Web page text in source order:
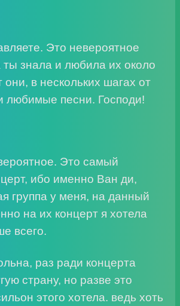
Это невероятное
ты знала и любила их около
они, в нескольких шагах от
любимые песни. Господи!
Это самый
ибо именно Ван ди,
группа у меня, на данный
на их концерт я хотела
всего.
раз ради концерта
страну, но разве это
этого хотела. ведь хоть